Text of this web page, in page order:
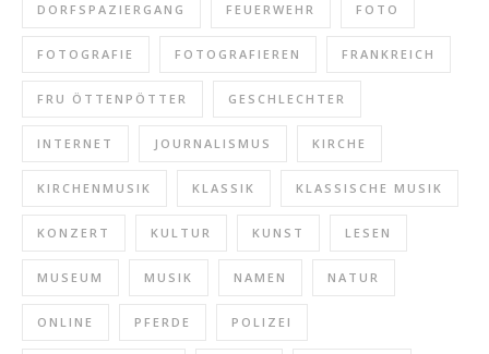
DORFSPAZIERGANG FEUERWEHR FOTO
FOTOGRAFIE FOTOGRAFIEREN FRANKREICH
FRU ÖTTENPÖTTER GESCHLECHTER
INTERNET JOURNALISMUS KIRCHE
KIRCHENMUSIK KLASSIK KLASSISCHE MUSIK
KONZERT KULTUR KUNST LESEN
MUSEUM MUSIK NAMEN NATUR
ONLINE PFERDE POLIZEI